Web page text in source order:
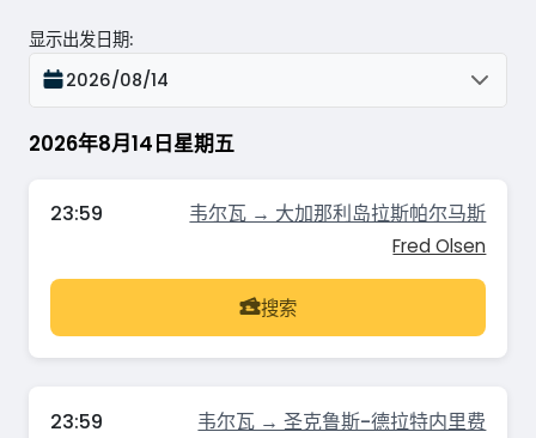
2026年8月14日星期五
显示出发日期:
2026/08/14
23:59 韦尔瓦 → 大加那利岛拉斯帕尔马斯
Fred Olsen
搜索
23:59 韦尔瓦 → 圣克鲁斯-德拉特内里费